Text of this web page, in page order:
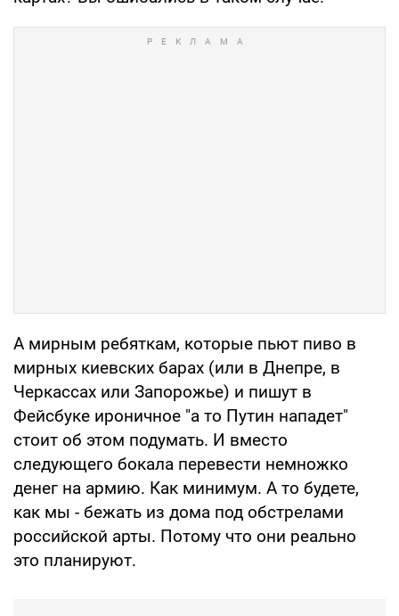
А мирным ребяткам, которые пьют пиво в
мирных киевских барах (или в Днепре, в
Черкассах или Запорожье) и пишут в
Фейсбуке ироничное "а то Путин нападет"
стоит об этом подумать. И вместо
следующего бокала перевести немножко
денег на армию. Как минимум. А то будете,
как мы - бежать из дома под обстрелами
российской арты. Потому что они реально
это планируют.